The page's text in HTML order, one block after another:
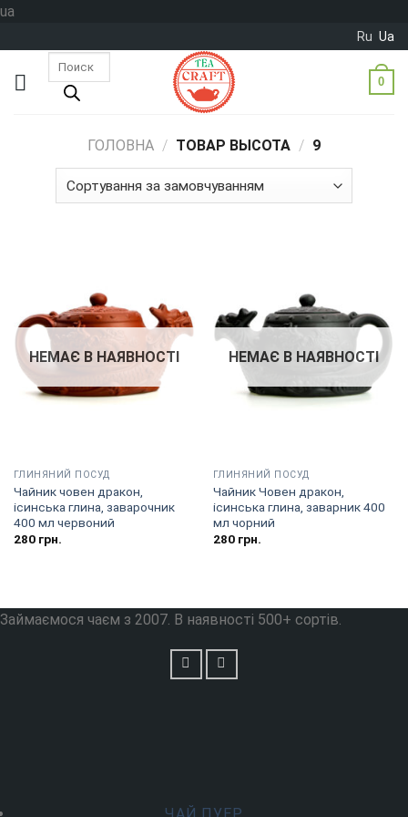
ua
content
Ru Ua
0
ГОЛОВНА / ТОВАР ВЫСОТА / 9
НЕМАЄ В НАЯВНОСТІ
ГЛИНЯНИЙ ПОСУД
Чайник човен дракон,
ісинська глина, заварочник
400 мл червоний
280грн.
НЕМАЄ В НАЯВНОСТІ
ГЛИНЯНИЙ ПОСУД
Чайник Човен дракон,
ісинська глина, заварник 400
мл чорний
280грн.
Займаємося чаєм з 2007. В наявності 500+ сортів.